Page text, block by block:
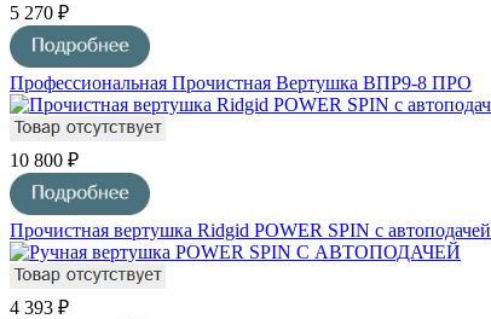
5 270 ₽
Профессиональная Прочистная Вертушка ВПР9-8 ПРО
10 800 ₽
Прочистная вертушка Ridgid POWER SPIN с автоподачей
4 393 ₽